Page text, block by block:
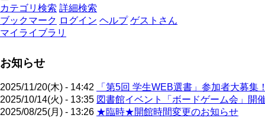
カテゴリ検索 詳細検索
ブックマーク ログイン ヘルプ ゲストさん
マイライブラリ
お知らせ
2025/11/20(木) - 14:42
「第5回 学生WEB選書」参加者大募集
2025/10/14(火) - 13:35 図書館イベント「ボードゲーム会」開
2025/08/25(月) - 13:26 ★臨時★開館時間変更のお知らせ